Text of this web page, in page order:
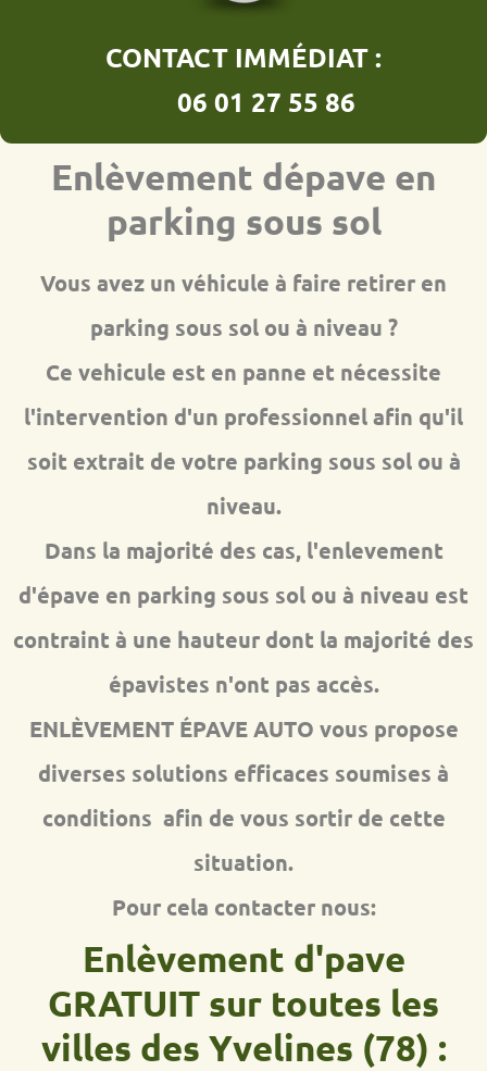
CONTACT IMMÉDIAT :
06 01 27 55 86
Enlèvement dépave en
parking sous sol
Vous avez un véhicule à faire retirer en
parking sous sol ou à niveau ?
Ce vehicule est en panne et nécessite
l'intervention d'un professionnel afin qu'il
soit extrait de votre parking sous sol ou à
niveau.
Dans la majorité des cas, l'enlevement
d'épave en parking sous sol ou à niveau est
contraint à une hauteur dont la majorité des
épavistes n'ont pas accès.
ENLÈVEMENT ÉPAVE AUTO vous propose
diverses solutions efficaces soumises à
conditions afin de vous sortir de cette
situation.
Pour cela contacter nous:
Enlèvement d'pave
GRATUIT sur toutes les
villes des Yvelines (78) :